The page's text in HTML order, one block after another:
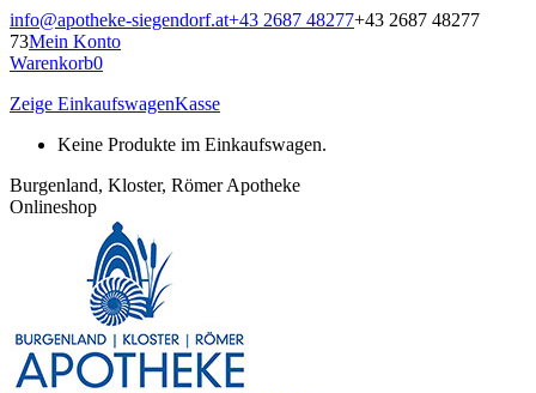
Zum
Inhalt
springen
info@apotheke-siegendorf.at+43 2687 48277+43 2687 48277
73Mein Konto
Warenkorb0
Zeige EinkaufswagenKasse
Keine Produkte im Einkaufswagen.
Burgenland, Kloster, Römer Apotheke
Onlineshop